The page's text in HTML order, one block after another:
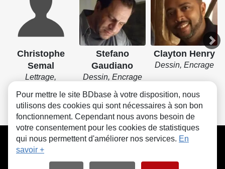
Christophe
Semal
Lettrage,
Stefano
Gaudiano
Dessin, Encrage
Clayton Henry
Dessin, Encrage
CGU FAQ Contact Cookies
Pour mettre le site BDbase à votre disposition, nous
utilisons des cookies qui sont nécessaires à son bon
fonctionnement. Cependant nous avons besoin de
votre consentement pour les cookies de statistiques
qui nous permettent d'améliorer nos services. En
savoir +